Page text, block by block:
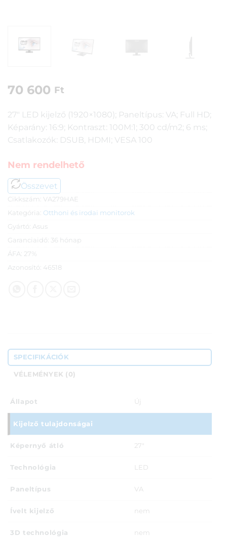
70 600 Ft
27″ LED kijelző (1920×1080); Paneltípus: VA; Full HD;
Képarány: 16:9; Kontraszt: 100M:1; 300 cd/m2; 6 ms;
Csatlakozók: DSUB, HDMI; VESA 100
Nem rendelhető
Összevet
Cikkszám: VA279HAE
Kategória: Otthoni és irodai monitorok
Gyártó: Asus
Garanciaidő: 36 hónap
ÁFA: 27%
Azonosító: 46518
SPECIFIKÁCIÓK
VÉLEMÉNYEK (0)
Állapot Új
Kijelző tulajdonságai
Képernyő átló 27"
Technológia LED
Paneltípus VA
Ívelt kijelző nem
3D technológia nem